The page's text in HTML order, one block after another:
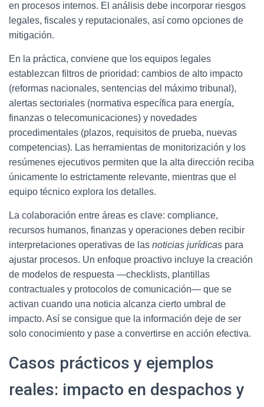
en procesos internos. El análisis debe incorporar riesgos
legales, fiscales y reputacionales, así como opciones de
mitigación.
En la práctica, conviene que los equipos legales
establezcan filtros de prioridad: cambios de alto impacto
(reformas nacionales, sentencias del máximo tribunal),
alertas sectoriales (normativa específica para energía,
finanzas o telecomunicaciones) y novedades
procedimentales (plazos, requisitos de prueba, nuevas
competencias). Las herramientas de monitorización y los
resúmenes ejecutivos permiten que la alta dirección reciba
únicamente lo estrictamente relevante, mientras que el
equipo técnico explora los detalles.
La colaboración entre áreas es clave: compliance,
recursos humanos, finanzas y operaciones deben recibir
interpretaciones operativas de las noticias jurídicas para
ajustar procesos. Un enfoque proactivo incluye la creación
de modelos de respuesta —checklists, plantillas
contractuales y protocolos de comunicación— que se
activan cuando una noticia alcanza cierto umbral de
impacto. Así se consigue que la información deje de ser
solo conocimiento y pase a convertirse en acción efectiva.
Casos prácticos y ejemplos
reales: impacto en despachos y